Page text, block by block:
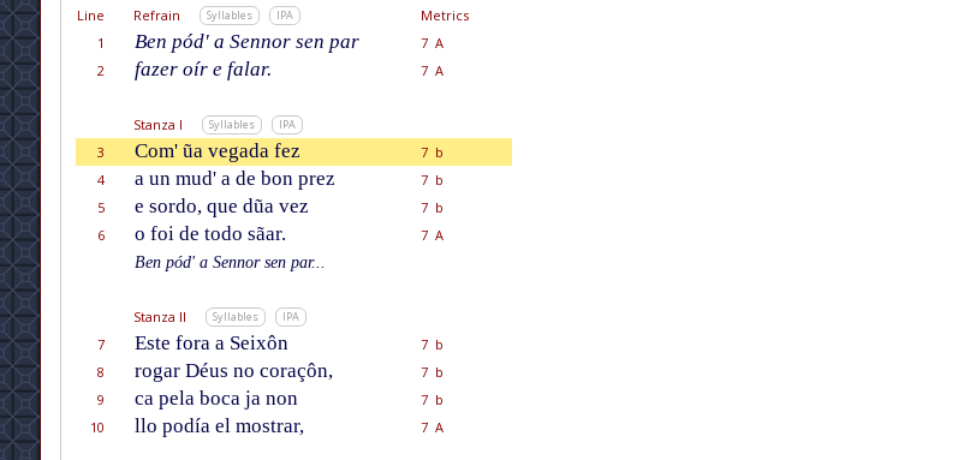
Line Refrain Syllables IPA
Metrics
1
Ben pód' a Sennor sen par
7 A
2
fazer oír e falar. 7 A
Stanza I Syllables IPA
3 Com' ũa vegada fez
7 b
4
a un mud' a de bon prez
7 b
5
e sordo, que dũa vez
7 b
6
o foi de todo sãar.
7 A
Ben pód' a Sennor sen par...
Stanza II Syllables IPA
7 Este fora a Seixôn
7 b
8
rogar Déus no coraçôn,
7 b
9
ca pela boca ja non
7 b
10
llo podía el mostrar, 7 A